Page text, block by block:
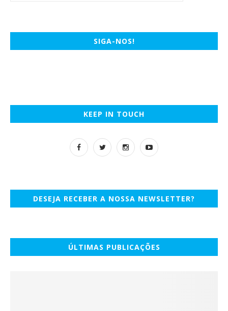
SIGA-NOS!
KEEP IN TOUCH
DESEJA RECEBER A NOSSA NEWSLETTER?
ÚLTIMAS PUBLICAÇÕES